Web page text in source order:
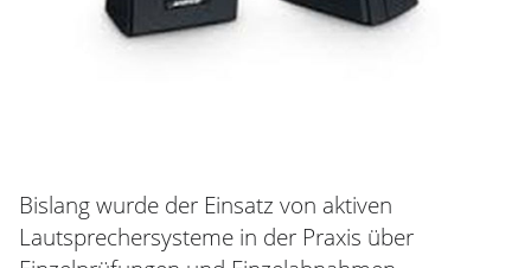
Bislang wurde der Einsatz von aktiven
Lautsprechersysteme in der Praxis über